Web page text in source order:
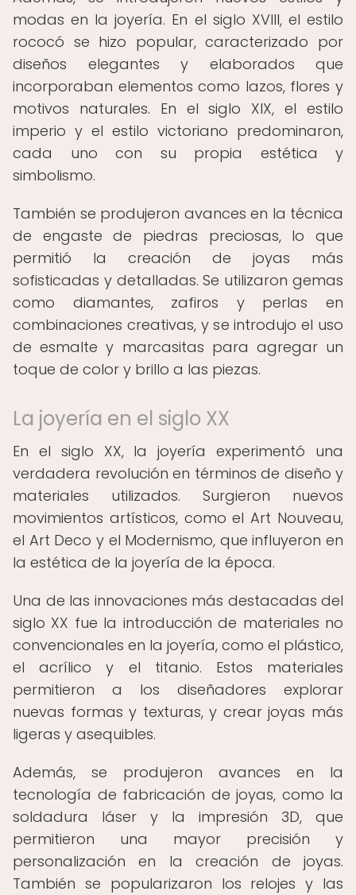
modas en la joyería. En el siglo XVIII, el estilo
rococó se hizo popular, caracterizado por
diseños elegantes y elaborados que
incorporaban elementos como lazos, flores y
motivos naturales. En el siglo XIX, el estilo
imperio y el estilo victoriano predominaron,
cada uno con su propia estética y
simbolismo.
También se produjeron avances en la técnica
de engaste de piedras preciosas, lo que
permitió la creación de joyas más
sofisticadas y detalladas. Se utilizaron gemas
como diamantes, zafiros y perlas en
combinaciones creativas, y se introdujo el uso
de esmalte y marcasitas para agregar un
toque de color y brillo a las piezas.
La joyería en el siglo XX
En el siglo XX, la joyería experimentó una
verdadera revolución en términos de diseño y
materiales utilizados. Surgieron nuevos
movimientos artísticos, como el Art Nouveau,
el Art Deco y el Modernismo, que influyeron en
la estética de la joyería de la época.
Una de las innovaciones más destacadas del
siglo XX fue la introducción de materiales no
convencionales en la joyería, como el plástico,
el acrílico y el titanio. Estos materiales
permitieron a los diseñadores explorar
nuevas formas y texturas, y crear joyas más
ligeras y asequibles.
Además, se produjeron avances en la
tecnología de fabricación de joyas, como la
soldadura láser y la impresión 3D, que
permitieron una mayor precisión y
personalización en la creación de joyas.
También se popularizaron los relojes y las